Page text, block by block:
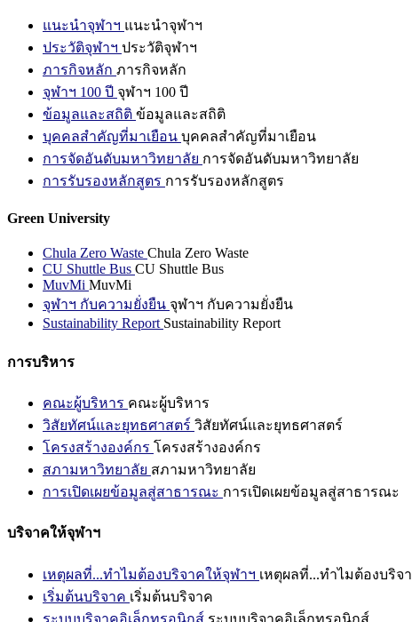
แนะนำจุฬาฯ แนะนำจุฬาฯ
ประวัติจุฬาฯ ประวัติจุฬาฯ
ภารกิจหลัก ภารกิจหลัก
จุฬาฯ 100 ปี จุฬาฯ 100 ปี
ข้อมูลและสถิติ ข้อมูลและสถิติ
บุคคลสำคัญที่มาเยือน บุคคลสำคัญที่มาเยือน
การจัดอันดับมหาวิทยาลัย การจัดอันดับมหาวิทยาลัย
การรับรองหลักสูตร การรับรองหลักสูตร
Green University
Chula Zero Waste Chula Zero Waste
CU Shuttle Bus CU Shuttle Bus
MuvMi MuvMi
จุฬาฯ กับความยั่งยืน จุฬาฯ กับความยั่งยืน
Sustainability Report Sustainability Report
การบริหาร
คณะผู้บริหาร คณะผู้บริหาร
วิสัยทัศน์และยุทธศาสตร์ วิสัยทัศน์และยุทธศาสตร์
โครงสร้างองค์กร โครงสร้างองค์กร
สภามหาวิทยาลัย สภามหาวิทยาลัย
การเปิดเผยข้อมูลสู่สาธารณะ การเปิดเผยข้อมูลสู่สาธารณะ
บริจาคให้จุฬาฯ
เหตุผลที่...ทำไมต้องบริจาคให้จุฬาฯ เหตุผลที่...ทำไมต้องบริจ
เริ่มต้นบริจาค เริ่มต้นบริจาค
ระบบบริจาคอิเล็กทรอนิกส์ ระบบบริจาคอิเล็กทรอนิกส์